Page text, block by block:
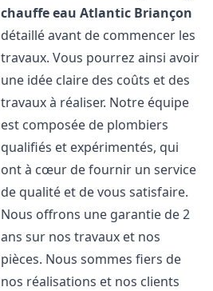
chauffe eau Atlantic Briançon
détaillé avant de commencer les
travaux. Vous pourrez ainsi avoir
une idée claire des coûts et des
travaux à réaliser. Notre équipe
est composée de plombiers
qualifiés et expérimentés, qui
ont à cœur de fournir un service
de qualité et de vous satisfaire.
Nous offrons une garantie de 2
ans sur nos travaux et nos
pièces. Nous sommes fiers de
nos réalisations et nos clients